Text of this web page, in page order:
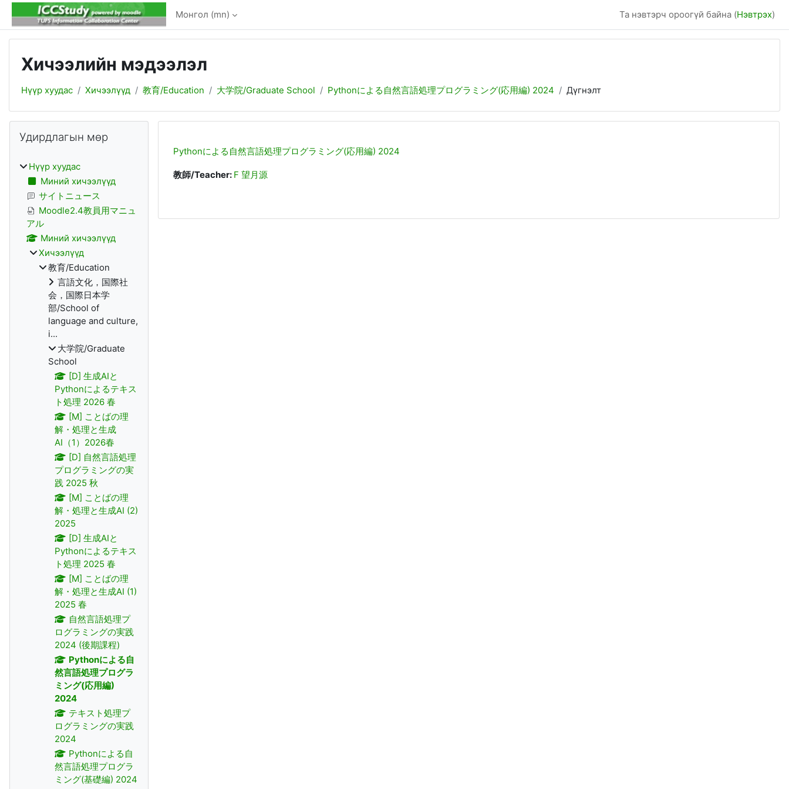
Үндсэн агуулга руу шилжих
Монгол ‎(mn)‎ Та нэвтэрч ороогүй байна (Нэвтрэх)
Хичээлийн мэдээлэл
Нүүр хуудас Хичээлүүд 教育/Education 大学院/Graduate School Pythonによる自然言語処理プログラミング(応用編) 2024 Дүгнэлт
Pythonによる自然言語処理プログラミング(応用編) 2024
教師/Teacher: F 望月源
Блокууд
Удирдлагын мөр
Нүүр хуудас
Миний хичээлүүд
サイトニュース
Moodle2.4教員用マニュ
アル
Миний хичээлүүд
Хичээлүүд
教育/Education
言語文化，国際社
会，国際日本学
部/School of
language and culture,
i...
大学院/Graduate
School
[D] 生成AIと
Pythonによるテキス
ト処理 2026 春
[M] ことばの理
解・処理と生成
AI（1）2026春
[D] 自然言語処理
プログラミングの実
践 2025 秋
[M] ことばの理
解・処理と生成AI (2)
2025
[D] 生成AIと
Pythonによるテキス
ト処理 2025 春
[M] ことばの理
解・処理と生成AI (1)
2025 春
自然言語処理プ
ログラミングの実践
2024 (後期課程)
Pythonによる自
然言語処理プログラ
ミング(応用編)
2024
テキスト処理プ
ログラミングの実践
2024
Pythonによる自
然言語処理プログラ
ミング(基礎編) 2024